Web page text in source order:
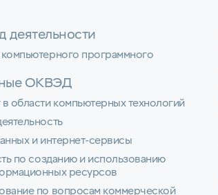
деятельности
компьютерного программного
ОКВЭД
области компьютерных технологий
и интернет-сервисы
по созданию и использованию
ресурсов
по вопросам коммерческой